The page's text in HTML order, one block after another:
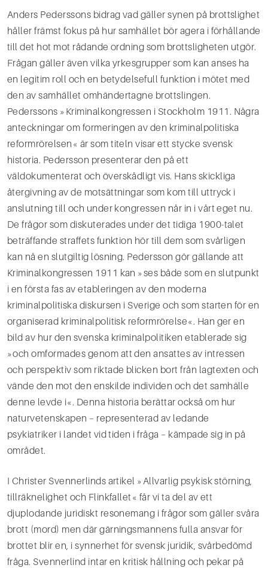
Anders Pederssons bidrag vad gäller synen på brottslighet
håller främst fokus på hur samhället bör agera i förhållande
till det hot mot rådande ordning som brottsligheten utgör.
Frågan gäller även vilka yrkesgrupper som kan anses ha
en legitim roll och en betydelsefull funktion i mötet med
den av samhället omhändertagne brottslingen.
Pederssons »Kriminalkongressen i Stockholm 1911. Några
anteckningar om formeringen av den kriminalpolitiska
reformrörelsen« är som titeln visar ett stycke svensk
historia. Pedersson presenterar den på ett
väldokumenterat och överskådligt vis. Hans skickliga
återgivning av de motsättningar som kom till uttryck i
anslutning till och under kongressen når in i vårt eget nu.
De frågor som diskuterades under det tidiga 1900-talet
beträffande straffets funktion hör till dem som svårligen
kan nå en slutgiltig lösning. Pedersson gör gällande att
Kriminalkongressen 1911 kan »ses både som en slutpunkt
i en första fas av etableringen av den moderna
kriminalpolitiska diskursen i Sverige och som starten för en
organiserad kriminalpolitisk reformrörelse«. Han ger en
bild av hur den svenska kriminalpolitiken etablerade sig
»och omformades genom att den ansattes av intressen
och perspektiv som riktade blicken bort från lagtexten och
vände den mot den enskilde individen och det samhälle
denne levde i«. Denna historia berättar också om hur
naturvetenskapen – representerad av ledande
psykiatriker i landet vid tiden i fråga – kämpade sig in på
området.
I Christer Svennerlinds artikel »Allvarlig psykisk störning,
tillräknelighet och Flinkfallet« får vi ta del av ett
djuplodande juridiskt resonemang i frågor som gäller svåra
brott (mord) men där gärningsmannens fulla ansvar för
brottet blir en, i synnerhet för svensk juridik, svårbedömd
fråga. Svennerlind intar en kritisk hållning och pekar på